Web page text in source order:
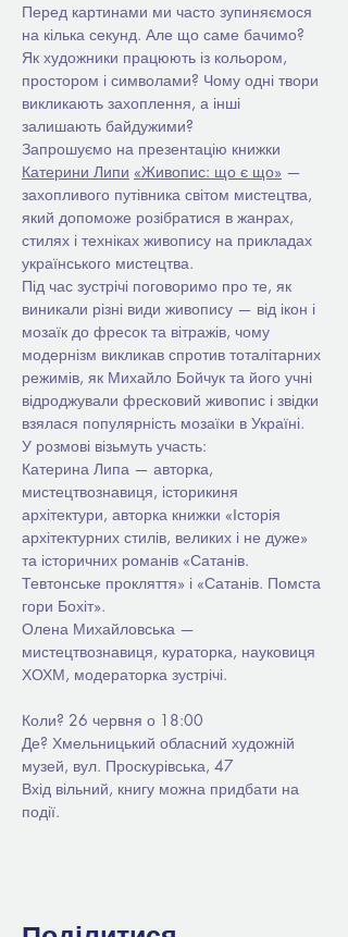
Перед картинами ми часто зупиняємося
на кілька секунд. Але що саме бачимо?
Як художники працюють із кольором,
простором і символами? Чому одні твори
викликають захоплення, а інші
залишають байдужими?
Запрошуємо на презентацію книжки
Катерини Липи «Живопис: що є що» —
захопливого путівника світом мистецтва,
який допоможе розібратися в жанрах,
стилях і техніках живопису на прикладах
українського мистецтва.
Під час зустрічі поговоримо про те, як
виникали різні види живопису — від ікон і
мозаїк до фресок та вітражів, чому
модернізм викликав спротив тоталітарних
режимів, як Михайло Бойчук та його учні
відроджували фресковий живопис і звідки
взялася популярність мозаїки в Україні.
У розмові візьмуть участь:
Катерина Липа — авторка,
мистецтвознавиця, історикиня
архітектури, авторка книжки «Історія
архітектурних стилів, великих і не дуже»
та історичних романів «Сатанів.
Тевтонське прокляття» і «Сатанів. Помста
гори Бохіт».
Олена Михайловська —
мистецтвознавиця, кураторка, науковиця
ХОХМ, модераторка зустрічі.
Коли? 26 червня о 18:00
Де? Хмельницький обласний художній
музей, вул. Проскурівська, 47
Вхід вільний, книгу можна придбати на
події.